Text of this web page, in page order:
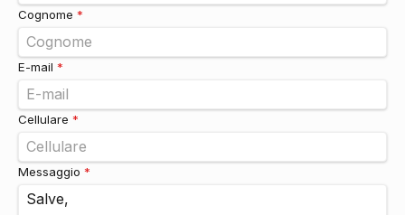
Alzacristalli elettrici
Cognome *
E-mail *
Cellulare *
Messaggio *